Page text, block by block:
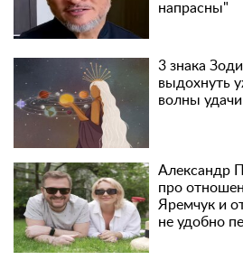
напрасны"
3 знака
выдохнуть
волны
Александр
про
Яремчук и
не удобно